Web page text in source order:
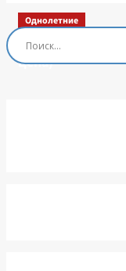
Однолетние
Остеоспермум
цена)